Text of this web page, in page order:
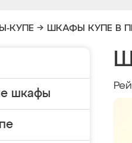
КУПЕ → ШКАФЫ КУПЕ В
шкафы